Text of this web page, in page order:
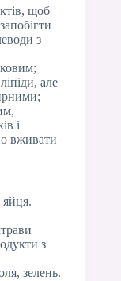
щоб
з
але
і
вживати
з
–
зелень.